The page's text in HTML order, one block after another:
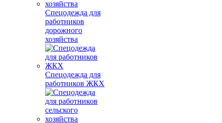
Спецодежда для
работников
дорожного
хозяйства
Спецодежда для
работников ЖКХ